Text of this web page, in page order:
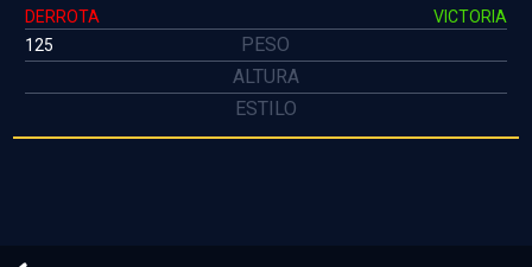
DERROTA
VICTORIA
125
PESO
ALTURA
ESTILO